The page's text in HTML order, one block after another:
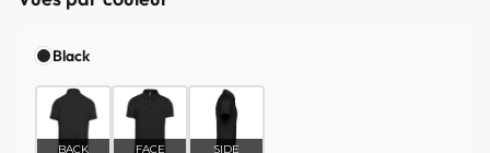
Black
BACK FACE SIDE